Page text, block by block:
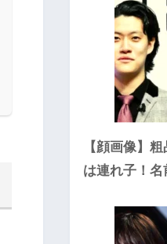
【顔画像】
は連れ子！名